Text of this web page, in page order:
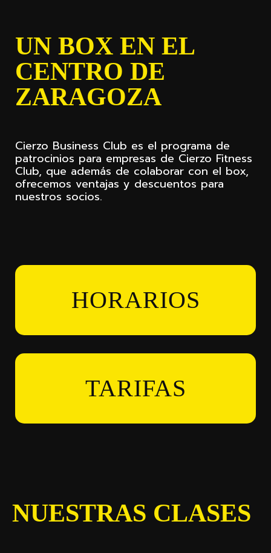
UN BOX EN EL
CENTRO DE
ZARAGOZA
Cierzo Business Club es el programa de
patrocinios para empresas de Cierzo Fitness
Club, que además de colaborar con el box,
ofrecemos ventajas y descuentos para
nuestros socios.
HORARIOS
TARIFAS
NUESTRAS CLASES